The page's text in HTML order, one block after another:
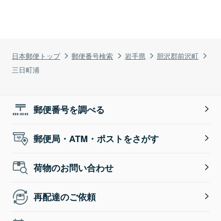
日本郵便トップ 郵便番号検索 岩手県
胆沢郡前沢町
三日町浦
郵便番号を調べる
郵便局・ATM・ポストをさがす
荷物のお問い合わせ
再配達のご依頼